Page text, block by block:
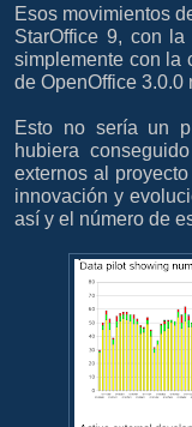
Esos movimientos
StarOffice 9, con
simplemente con la
de OpenOffice
Esto no sería un
hubiera
externos al
innovación y
así y el número de